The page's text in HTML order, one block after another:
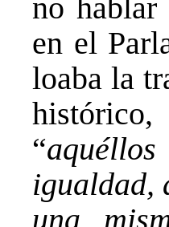
no
en el
loaba la
“
igualdad,
una